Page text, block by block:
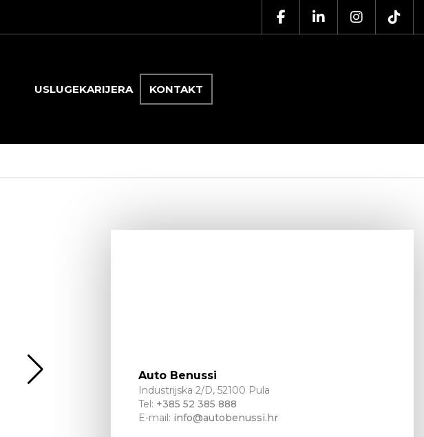
USLUGEKARIJERA KONTAKT
Auto Benussi
Industrijska 2/D, 52100 Pula
Tel: +385 52 385 888
E-mail: info@autobenussi.hr